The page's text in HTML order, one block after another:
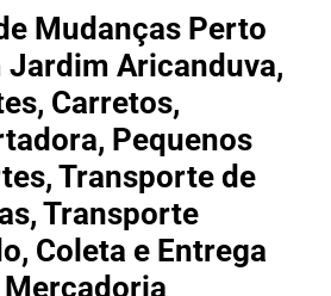
Mudanças Perto
Jardim Aricanduva,
Carretos,
Pequenos
Transporte de
Transporte
Coleta e Entrega
Mercadoria